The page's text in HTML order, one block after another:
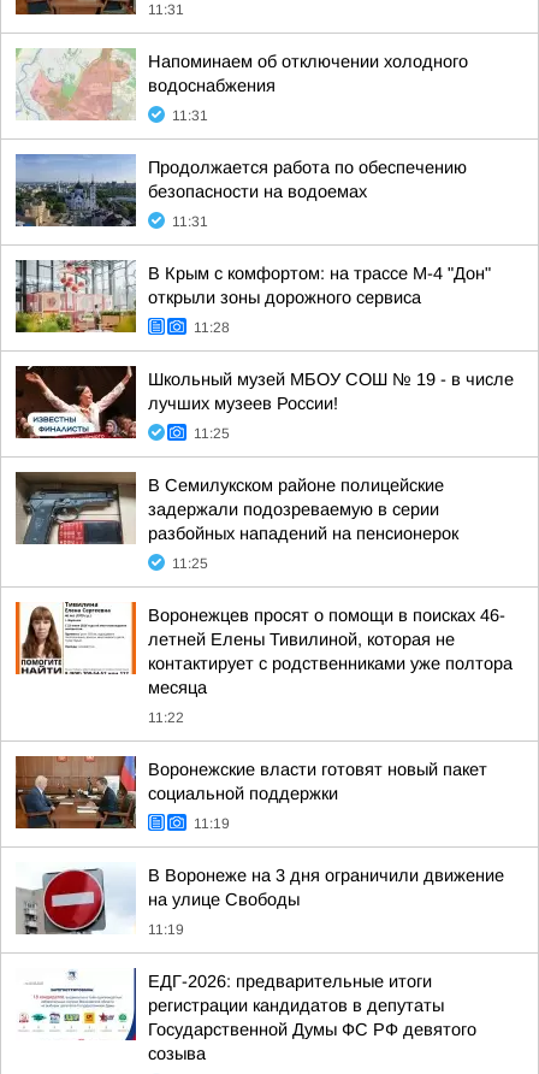
11:31
Напоминаем об отключении холодного
водоснабжения
11:31
Продолжается работа по обеспечению
безопасности на водоемах
11:31
В Крым с комфортом: на трассе М-4 "Дон"
открыли зоны дорожного сервиса
11:28
Школьный музей МБОУ СОШ № 19 - в числе
лучших музеев России!
11:25
В Семилукском районе полицейские
задержали подозреваемую в серии
разбойных нападений на пенсионерок
11:25
Воронежцев просят о помощи в поисках 46-
летней Елены Тивилиной, которая не
контактирует с родственниками уже полтора
месяца
11:22
Воронежские власти готовят новый пакет
социальной поддержки
11:19
В Воронеже на 3 дня ограничили движение
на улице Свободы
11:19
ЕДГ-2026: предварительные итоги
регистрации кандидатов в депутаты
Государственной Думы ФС РФ девятого
созыва